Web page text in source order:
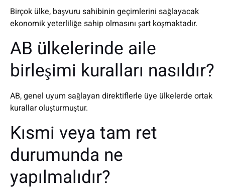
Birçok ülke, başvuru sahibinin geçimlerini sağlayacak
ekonomik yeterliliğe sahip olmasını şart koşmaktadır.
AB ülkelerinde aile
birleşimi kuralları nasıldır?
AB, genel uyum sağlayan direktiflerle üye ülkelerde ortak
kurallar oluşturmuştur.
Kısmi veya tam ret
durumunda ne
yapılmalıdır?